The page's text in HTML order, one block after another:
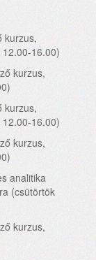
kurzus,
16.00)
kurzus,
kurzus,
16.00)
kurzus,
analitika
(csütörtök
kurzus,